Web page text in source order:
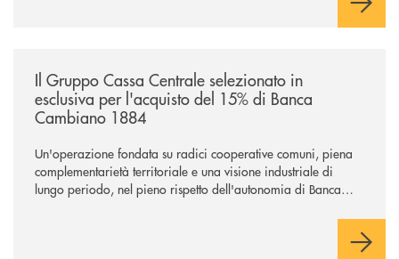
Il Gruppo Cassa Centrale selezionato in
esclusiva per l'acquisto del 15% di Banca
Cambiano 1884
Un'operazione fondata su radici cooperative comuni, piena
complementarietà territoriale e una visione industriale di
lungo periodo, nel pieno rispetto dell'autonomia di Banca
negoziazione esclusiva per la finalizzazione dell’operazione.